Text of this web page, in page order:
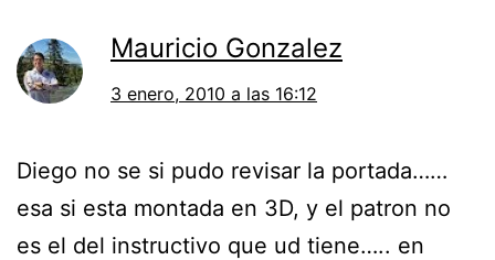
Mauricio Gonzalez
3 enero, 2010 a las 16:12
Diego no se si pudo revisar la portada……
esa si esta montada en 3D, y el patron no
es el del instructivo que ud tiene….. en